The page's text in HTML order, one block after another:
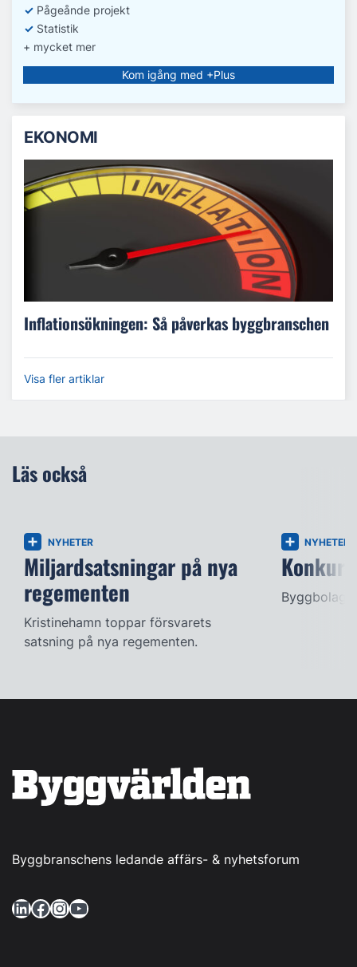
✓ Pågeånde projekt
✓ Statistik
+ mycket mer
Kom igång med +Plus
EKONOMI
Inflationsökningen: Så påverkas byggbranschen
Visa fler artiklar
Läs också
NYHETER
Miljardsatsningar på nya
regementen
Kristinehamn toppar försvarets
satsning på nya regementen.
NYHETER
Byggbolag
Byggbranschens ledande affärs- & nyhetsforum
LinkedIn Facebook InstagramYouTube